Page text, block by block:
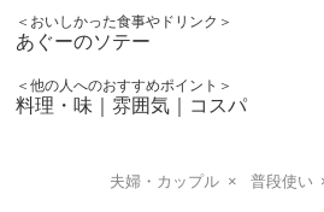
＜おいしかった食事やドリンク＞
あぐーのソテー
＜他の人へのおすすめポイント＞
料理・味｜雰囲気｜コスパ
夫婦・カップル
普段使い